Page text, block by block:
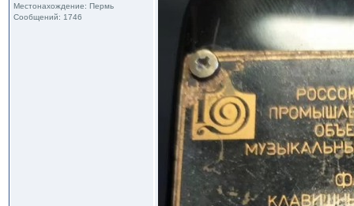
Местонахождение: Пермь
Сообщений: 1746